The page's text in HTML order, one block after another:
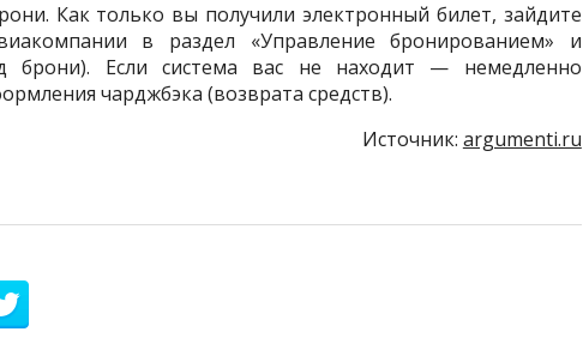
Как только вы получили электронный билет, зайдите
в раздел «Управление бронированием» и
брони). Если система вас не находит — немедленно
чарджбэка (возврата средств).
Источник: argumenti.ru